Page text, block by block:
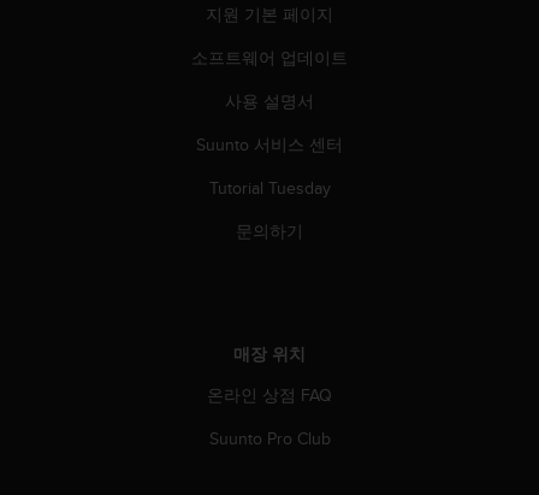
지원 기본 페이지
소프트웨어 업데이트
사용 설명서
Suunto 서비스 센터
Tutorial Tuesday
문의하기
매장 위치
온라인 상점 FAQ
Suunto Pro Club